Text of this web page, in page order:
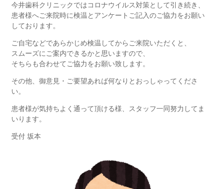
今井歯科クリニックではコロナウイルス対策として引き続き、
患者様へご来院時に検温とアンケートご記入のご協力をお願い
しております。
ご自宅などであらかじめ検温してからご来院いただくと、
スムーズにご案内できるかと思いますので、
そちらも合わせてご協力をお願い致します。
その他、御意見・ご要望あれば何なりとおっしゃってくださ
い。
患者様が気持ちよく通って頂ける様、スタッフ一同努力してま
いります。
受付 坂本